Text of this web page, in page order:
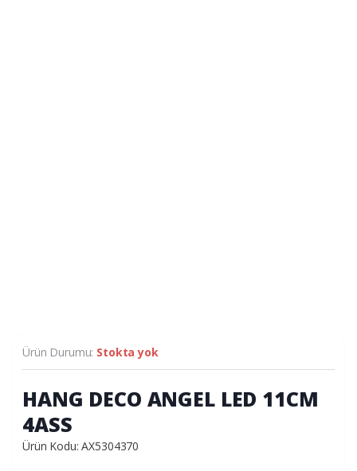
Ürün Durumu: Stokta yok
HANG DECO ANGEL LED 11CM
4ASS
Ürün Kodu: AX5304370